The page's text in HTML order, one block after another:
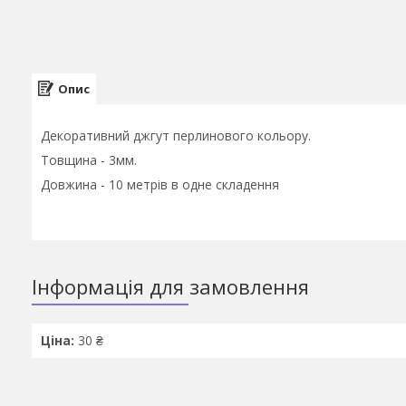
Опис
Декоративний джгут перлинового кольору.
Товщина - 3мм.
Довжина - 10 метрів в одне складення
Інформація для замовлення
Ціна: 30 ₴